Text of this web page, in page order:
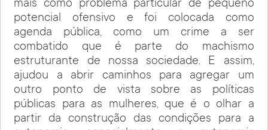
mais como problema particular de pequeno
potencial ofensivo e foi colocada como
agenda pública, como um crime a ser
combatido que é parte do machismo
estruturante de nossa sociedade. E assim,
ajudou a abrir caminhos para agregar um
outro ponto de vista sobre as políticas
públicas para as mulheres, que é o olhar a
partir da construção das condições para a